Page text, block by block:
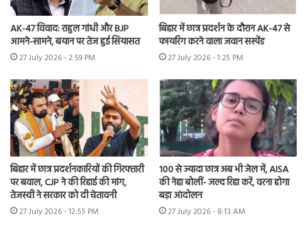
AK-47 विवाद: राहुल गांधी और BJP
आमने-सामने, बयान पर तेज हुई सियासत
27 July 2026 - 2:59 PM
बिहार में छात्र प्रदर्शन के दौरान AK-47 से
फायरिंग करने वाला जवान सस्पेंड
27 July 2026 - 1:25 PM
बिहार में छात्र प्रदर्शनकारियों की गिरफ्तारी
पर बवाल, CJP ने की रिहाई की मांग,
तेजस्वी ने सरकार को दी चेतावनी
27 July 2026 - 12:55 PM
100 से ज्यादा छात्र अब भी जेल में, AISA
की नेहा बोलीं- जल्द रिहा करें, वरना होगा
बड़ा आंदोलन
27 July 2026 - 8:13 AM